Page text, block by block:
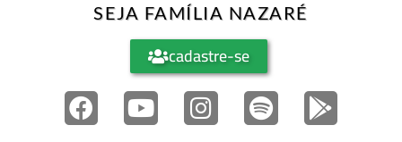
SEJA FAMÍLIA NAZARÉ
cadastre-se